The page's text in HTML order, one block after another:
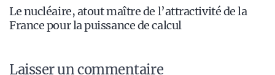
Le nucléaire, atout maître de l’attractivité de la
France pour la puissance de calcul
Laisser un commentaire